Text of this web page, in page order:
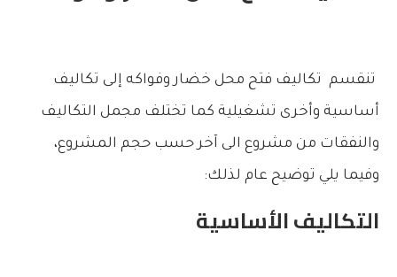
تنقسم تكاليف فتح محل خضار وفواكه إلى تكاليف
أساسية وأخرى تشغيلية كما تختلف مجمل التكاليف
والنفقات من مشروع الى آخر حسب حجم المشروع،
وفيما يلي توضيح عام لذلك:
التكاليف الأساسية